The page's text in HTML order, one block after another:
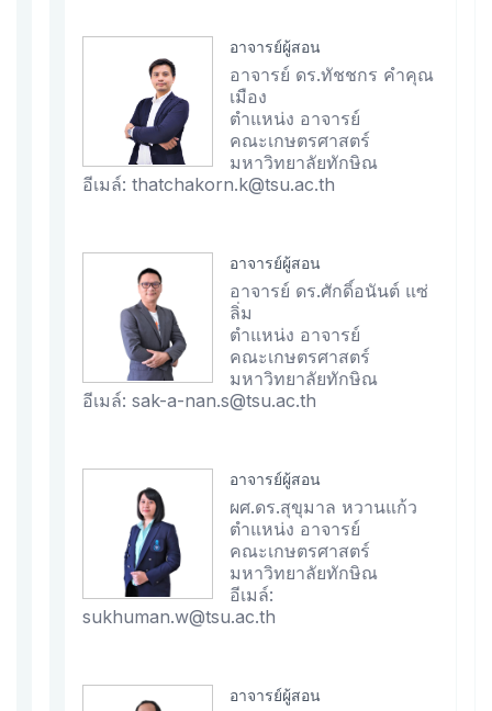
อาจารย์ผู้สอน
อาจารย์ ดร.ทัชชกร คำคุณ
เมือง
ตำแหน่ง อาจารย์
คณะเกษตรศาสตร์
มหาวิทยาลัยทักษิณ
อีเมล์: thatchakorn.k@tsu.ac.th
อาจารย์ผู้สอน
อาจารย์ ดร.ศักดิ์อนันต์ แซ่
ลิ่ม
ตำแหน่ง อาจารย์
คณะเกษตรศาสตร์
มหาวิทยาลัยทักษิณ
อีเมล์: sak-a-nan.s@tsu.ac.th
อาจารย์ผู้สอน
ผศ.ดร.สุขุมาล หวานแก้ว
ตำแหน่ง อาจารย์
คณะเกษตรศาสตร์
มหาวิทยาลัยทักษิณ
อีเมล์:
sukhuman.w@tsu.ac.th
อาจารย์ผู้สอน